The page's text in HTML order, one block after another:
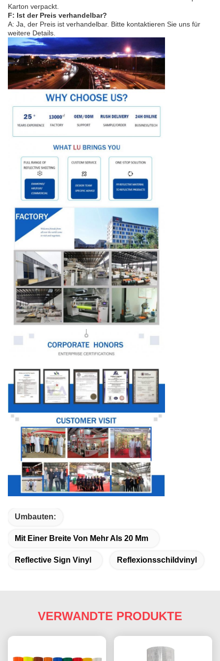
Karton verpackt.
F: Ist der Preis verhandelbar?
A: Ja, der Preis ist verhandelbar. Bitte kontaktieren Sie uns für
weitere Details.
Umbauten:
Mit Einer Breite Von Mehr Als 20 Mm
Reflective Sign Vinyl Reflexionsschildvinyl
VERWANDTE PRODUKTE